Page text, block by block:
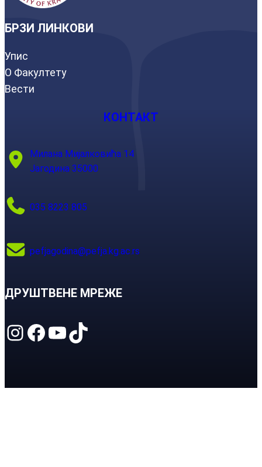
БРЗИ ЛИНКОВИ
Упис
О Факултету
Вести
КОНТАКТ
Милана Мијалковића 14
Јагодина 35000
035 8223 805
pefjagodina@pefja.kg.ac.rs
ДРУШТВЕНЕ МРЕЖЕ
Instagram Facebook YouTube TikTok